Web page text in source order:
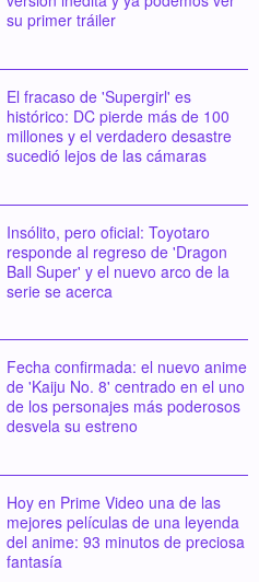
su primer tráiler
El fracaso de 'Supergirl' es
histórico: DC pierde más de 100
millones y el verdadero desastre
sucedió lejos de las cámaras
Insólito, pero oficial: Toyotaro
responde al regreso de 'Dragon
Ball Super' y el nuevo arco de la
serie se acerca
Fecha confirmada: el nuevo anime
de 'Kaiju No. 8' centrado en el uno
de los personajes más poderosos
desvela su estreno
Hoy en Prime Video una de las
mejores películas de una leyenda
del anime: 93 minutos de preciosa
fantasía